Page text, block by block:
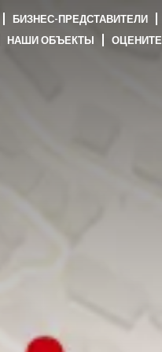
БИЗНЕС-ПРЕДСТАВИТЕЛИ
НАШИ ОБЪЕКТЫ ОЦЕНИТЕ